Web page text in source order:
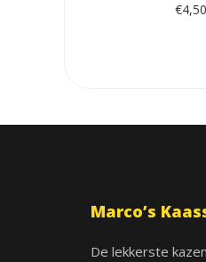
€4,50
Marco’s
De lekkerste